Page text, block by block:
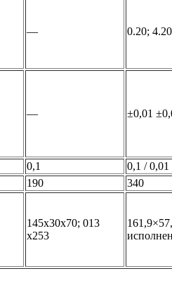
— 0.20;
— ±0,01
0,1
0,1 /
190
340
145x30x70; 013
x253